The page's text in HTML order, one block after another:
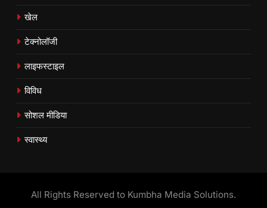
खेल
टेक्नोलॉजी
लाइफस्टाइल
विविध
सोशल मीडिया
स्वास्थ्य
All Rights Reserved to Kumbha Media Solutions.